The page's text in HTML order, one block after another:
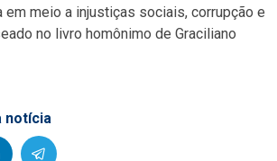
meio a injustiças sociais, corrupção e
no livro homônimo de Graciliano
notícia